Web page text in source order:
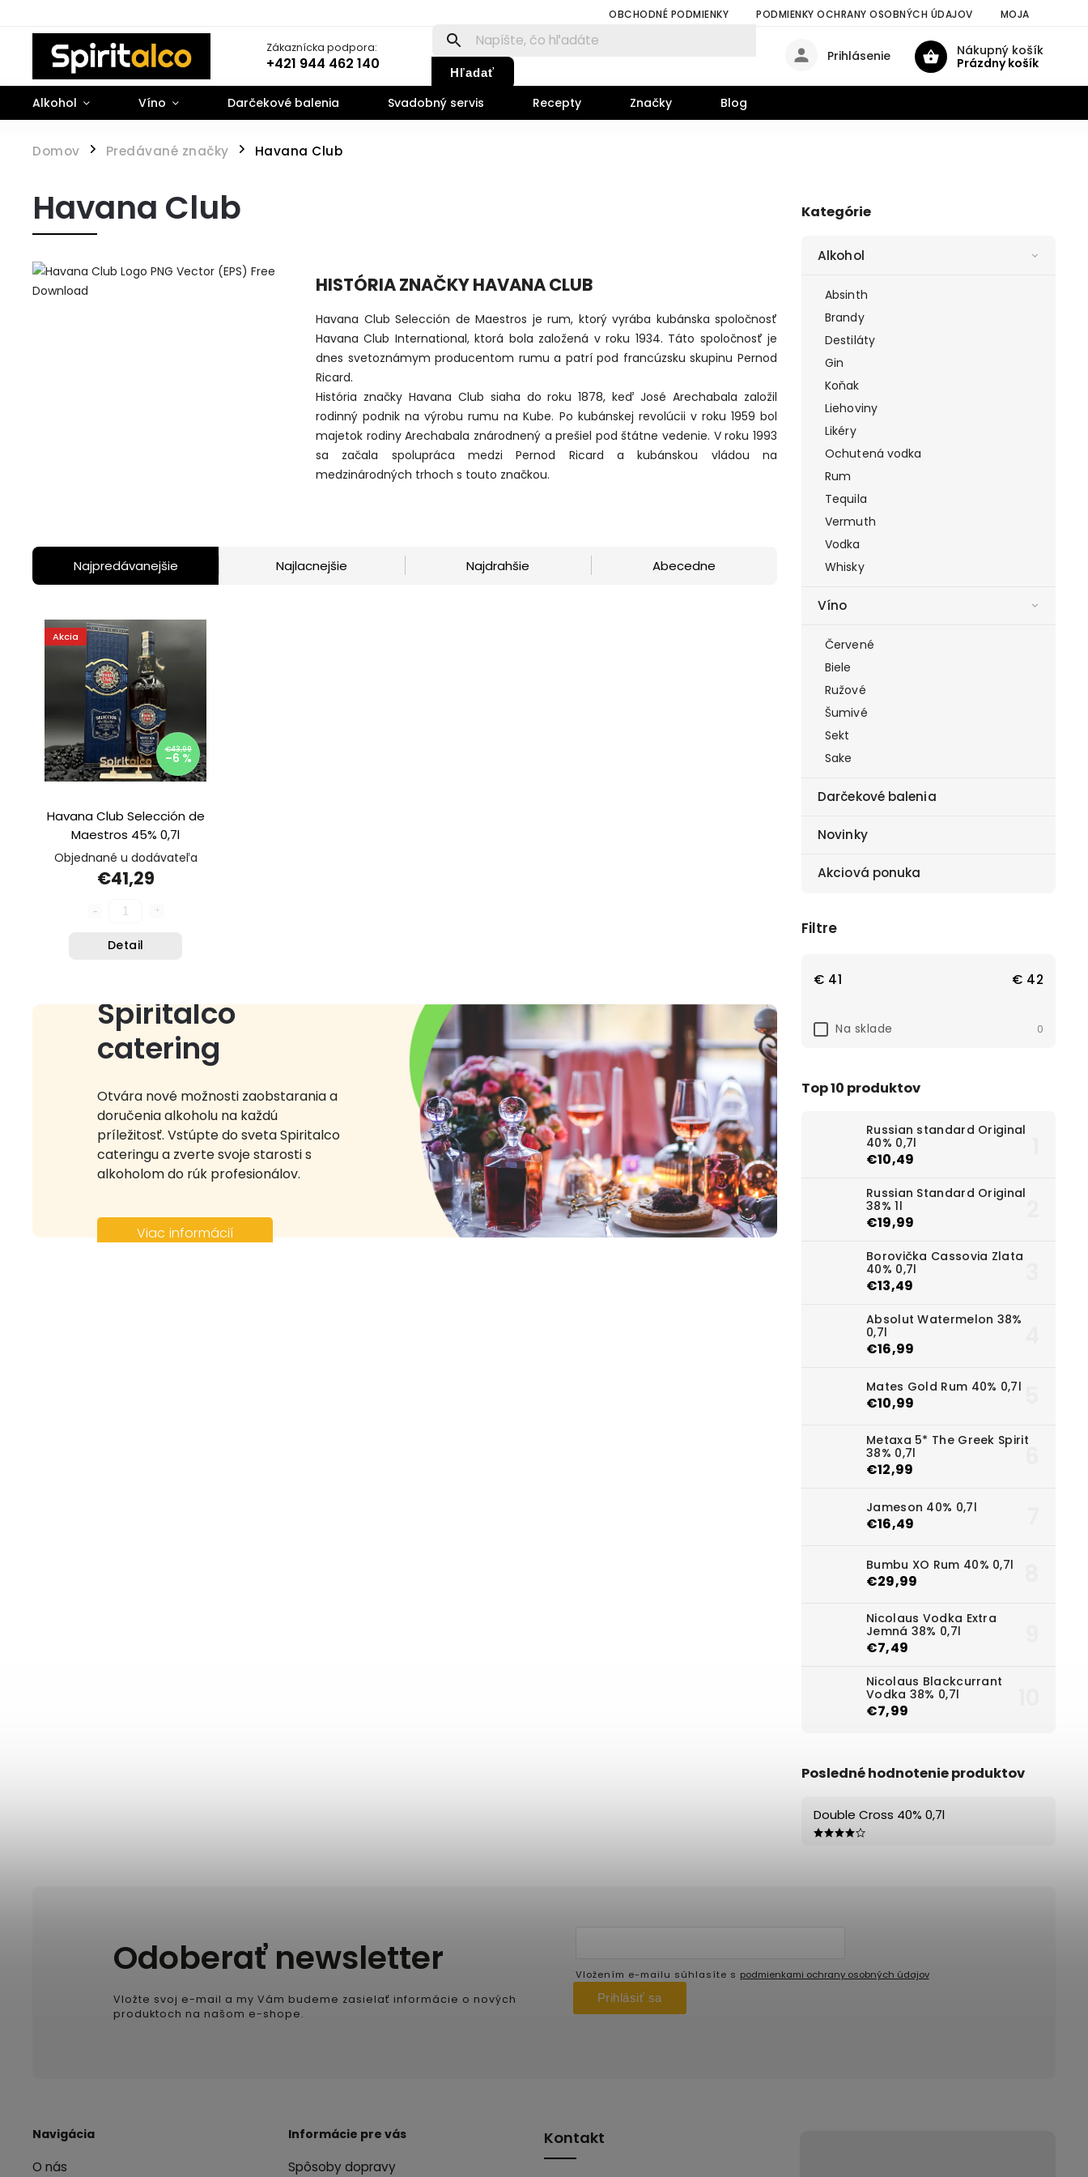
OBCHODNÉ PODMIENKY PODMIENKY OCHRANY OSOBNÝCH ÚDAJOV MOJA
Zákaznícka podpora:
+421 944 462 140 Hľadať
Nákupný košík
Prázdny košík
Prihlásenie
Alkohol Víno Darčekové balenia Svadobný servis Recepty Značky Blog
Domov / Predávané značky / Havana Club
Kategórie
Alkohol
Absinth
Brandy
Destiláty
Gin
Koňak
Liehoviny
Likéry
Ochutená vodka
Rum
Tequila
Vermuth
Vodka
Whisky
Víno
Červené
Biele
Ružové
Šumivé
Sekt
Sake
Darčekové balenia
Novinky
Akciová ponuka
Filtre
€ 41 € 42
Na sklade 0
Top 10 produktov
Russian standard Original
40% 0,7l
€10,49
Russian Standard Original
38% 1l
€19,99
Borovička Cassovia Zlata
40% 0,7l
€13,49
Absolut Watermelon 38%
0,7l
€16,99
Mates Gold Rum 40% 0,7l
€10,99
Metaxa 5* The Greek Spirit
38% 0,7l
€12,99
Jameson 40% 0,7l
€16,49
Bumbu XO Rum 40% 0,7l
€29,99
Nicolaus Vodka Extra
Jemná 38% 0,7l
€7,49
Nicolaus Blackcurrant
Vodka 38% 0,7l
€7,99
Posledné hodnotenie produktov
Double Cross 40% 0,7l
Havana Club
HISTÓRIA ZNAČKY HAVANA CLUB
Havana Club Selección de Maestros je rum, ktorý vyrába kubánska spoločnosť
Havana Club International, ktorá bola založená v roku 1934. Táto spoločnosť je
dnes svetoznámym producentom rumu a patrí pod francúzsku skupinu Pernod
Ricard.
História značky Havana Club siaha do roku 1878, keď José Arechabala založil
rodinný podnik na výrobu rumu na Kube. Po kubánskej revolúcii v roku 1959 bol
majetok rodiny Arechabala znárodnený a prešiel pod štátne vedenie. V roku 1993
sa začala spolupráca medzi Pernod Ricard a kubánskou vládou na
medzinárodných trhoch s touto značkou.
Najpredávanejšie Najlacnejšie Najdrahšie Abecedne
Akcia
€43,99
–6 %
Havana Club Selección de
Maestros 45% 0,7l
Objednané u dodávateľa
€41,29
Detail
Spiritalco
catering
Otvára nové možnosti zaobstarania a
doručenia alkoholu na každú
príležitosť. Vstúpte do sveta Spiritalco
cateringu a zverte svoje starosti s
alkoholom do rúk profesionálov.
Viac informácií
Navigácia
O nás
Informácie pre vás
Spôsoby dopravy
Kontakt
Odoberať newsletter
Vložte svoj e-mail a my Vám budeme zasielať informácie o nových
produktoch na našom e-shope.
Vložením e-mailu súhlasíte s podmienkami ochrany osobných údajov
Prihlásiť sa